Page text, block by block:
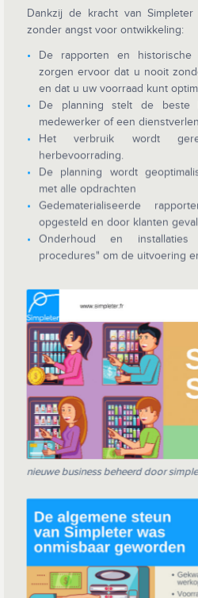
Dankzij de kracht van
zonder angst voor ontwikkeling:
De rapporten en historische
zorgen ervoor dat u nooit
en dat u uw voorraad kunt
De planning stelt de beste
medewerker of een
Het verbruik wordt
herbevoorrading.
De planning wordt
met alle opdrachten
Gedematerialiseerde
opgesteld en door klanten
Onderhoud en
procedures" om de uitvoering
nieuwe business beheerd door